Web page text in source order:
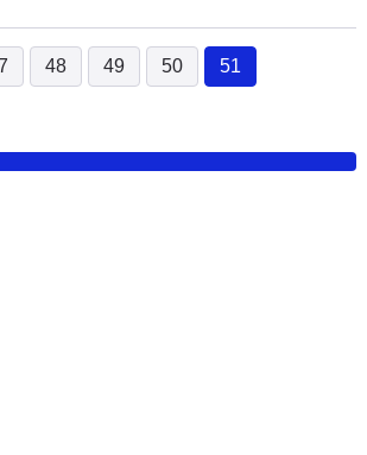
par rapport à 2013, passant de 365.415
ce temps, 940.000
ce n'est rien de dire que les
48 49 50 51
(current)